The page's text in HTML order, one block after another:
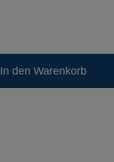
In den Warenkorb